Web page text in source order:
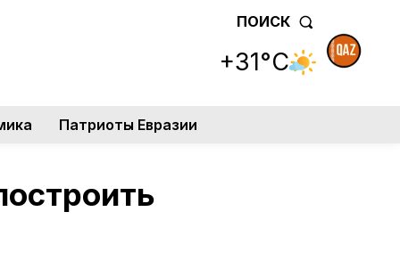
ПОИСК
+31°C
Патриоты Евразии